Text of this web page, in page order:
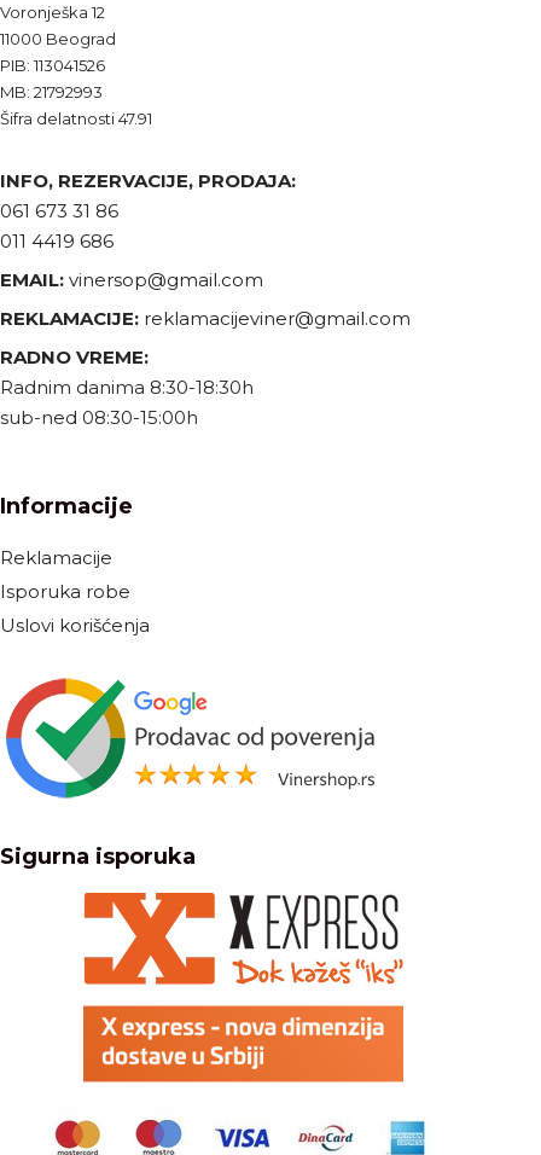
Voronješka 12
11000 Beograd
PIB: 113041526
MB: 21792993
Šifra delatnosti 47.91
INFO, REZERVACIJE, PRODAJA:
061 673 31 86
011 4419 686
EMAIL: vinersop@gmail.com
REKLAMACIJE: reklamacijeviner@gmail.com
RADNO VREME:
Radnim danima 8:30-18:30h
sub-ned 08:30-15:00h
Informacije
Reklamacije
Isporuka robe
Uslovi korišćenja
Sigurna isporuka